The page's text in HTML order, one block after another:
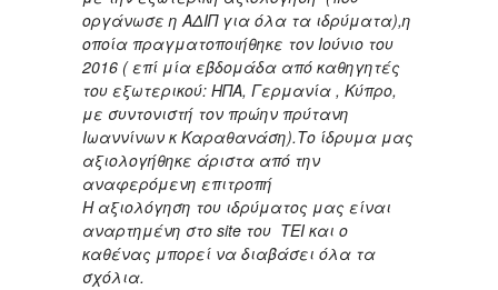
οργάνωσε η ΑΔΙΠ για όλα τα ιδρύματα),η
οποία πραγματοποιήθηκε τον Ιούνιο του
2016 ( επί μία εβδομάδα από καθηγητές
του εξωτερικού: ΗΠΑ, Γερμανία , Κύπρο,
με συντονιστή τον πρώην πρύτανη
Ιωαννίνων κ Καραθανάση).Το ίδρυμα μας
αξιολογήθηκε άριστα από την
αναφερόμενη επιτροπή
Η αξιολόγηση του ιδρύματος μας είναι
αναρτημένη στο site του TEI και ο
καθένας μπορεί να διαβάσει όλα τα
σχόλια.